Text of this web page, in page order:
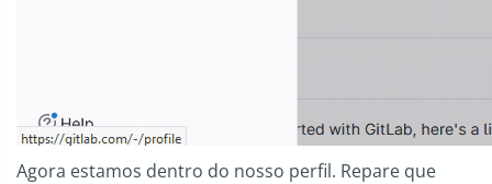
Agora estamos dentro do nosso perfil. Repare que